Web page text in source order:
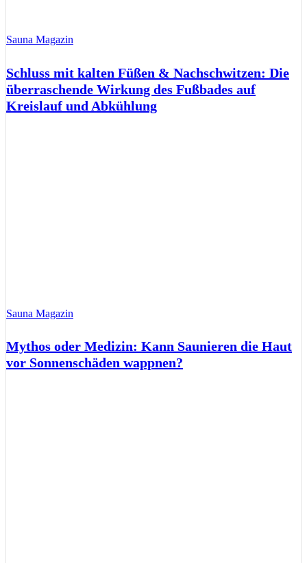
Sauna Magazin
Schluss mit kalten Füßen & Nachschwitzen: Die
überraschende Wirkung des Fußbades auf
Kreislauf und Abkühlung
Sauna Magazin
Mythos oder Medizin: Kann Saunieren die Haut
vor Sonnenschäden wappnen?